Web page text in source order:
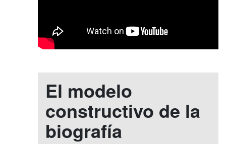
El modelo
constructivo de la
biografía